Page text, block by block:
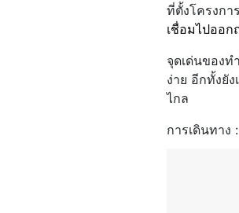
ที่ตั้งโครงกา
เชื่อมไปออ
จุดเด่นของท
ง่าย อีกทั้งยั
ไกล
การเดินทาง